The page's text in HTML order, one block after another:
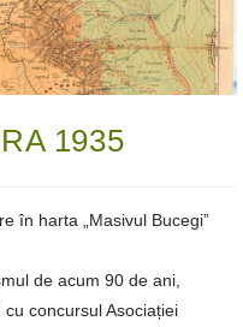
1935
în harta „Masivul Bucegi”
de acum 90 de ani,
concursul Asociației